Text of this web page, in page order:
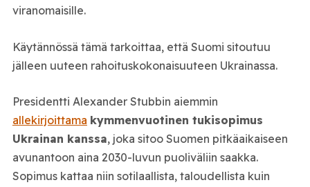
viranomaisille.
Käytännössä tämä tarkoittaa, että Suomi sitoutuu
jälleen uuteen rahoituskokonaisuuteen Ukrainassa.
Presidentti Alexander Stubbin aiemmin
allekirjoittama kymmenvuotinen tukisopimus
Ukrainan kanssa, joka sitoo Suomen pitkäaikaiseen
avunantoon aina 2030-luvun puoliväliin saakka.
Sopimus kattaa niin sotilaallista, taloudellista kuin